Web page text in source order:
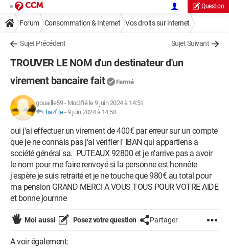
Question
Forum Consommation & Internet Vos droits sur internet
Sujet Précédent Sujet Suivant
TROUVER LE NOM d'un destinateur d'un
virement bancaire fait
Fermé
gouaille59- Modifié le 9 juin 2024 à 14:51
bazfile-9 juin 2024 à 14:58
oui j'ai effectuer un virement de 400€ par erreur sur un compte
que je ne connais pas j'ai vérifier l' IBAN qui appartiens a
société général sa. PUTEAUX 92800 et je n'arrive pas a avoir
le nom pour me faire renvoyé si la personne est honnête
j'espère je suis retraité et je ne touche que 980€ au total pour
ma pension GRAND MERCI A VOUS TOUS POUR VOTRE AIDE
et bonne journne
Moi aussi Posez votre question Partager
A voir également: